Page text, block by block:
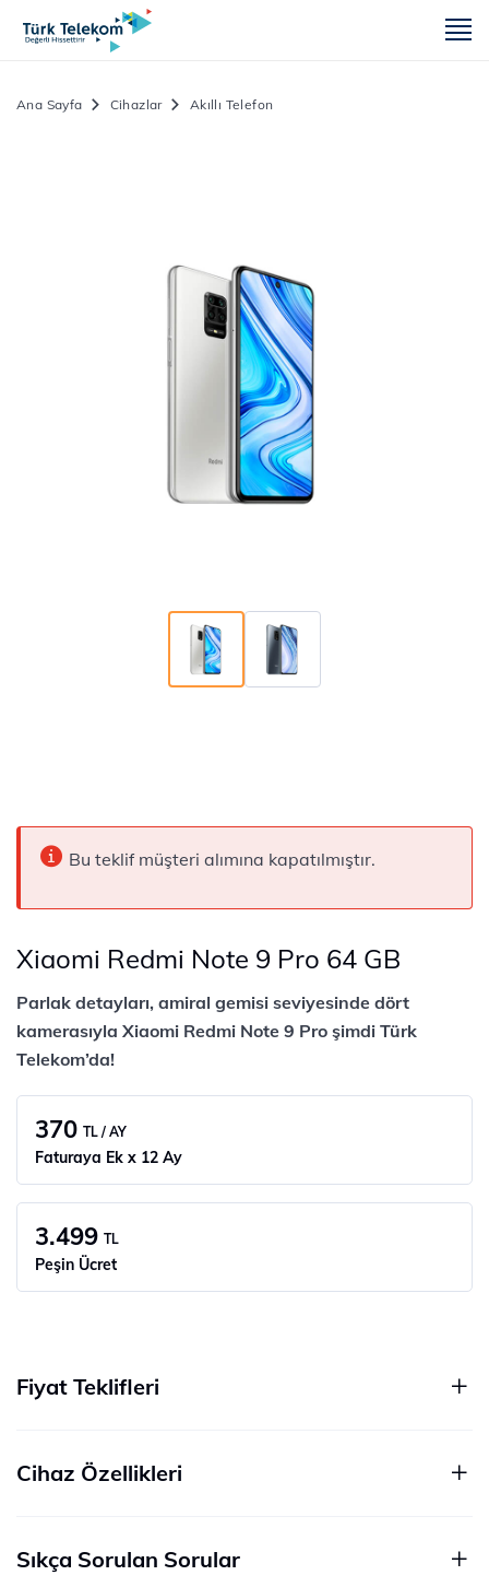
Ana Sayfa Cihazlar Akıllı Telefon
Bu teklif müşteri alımına kapatılmıştır.
Xiaomi Redmi Note 9 Pro 64 GB
Parlak detayları, amiral gemisi seviyesinde dört
kamerasıyla Xiaomi Redmi Note 9 Pro şimdi Türk
Telekom’da!
370 TL / AY
Faturaya Ek x 12 Ay
3.499 TL
Peşin Ücret
Fiyat Teklifleri
Cihaz Özellikleri
Sıkça Sorulan Sorular